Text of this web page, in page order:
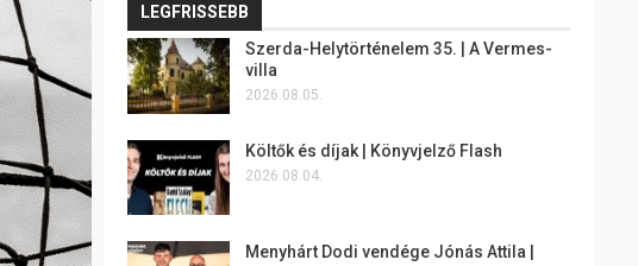
LEGFRISSEBB
Szerda-Helytörténelem 35. | A Vermes-
villa
2026.08.05.
Költők és díjak | Könyvjelző Flash
2026.08.04.
Menyhárt Dodi vendége Jónás Attila |